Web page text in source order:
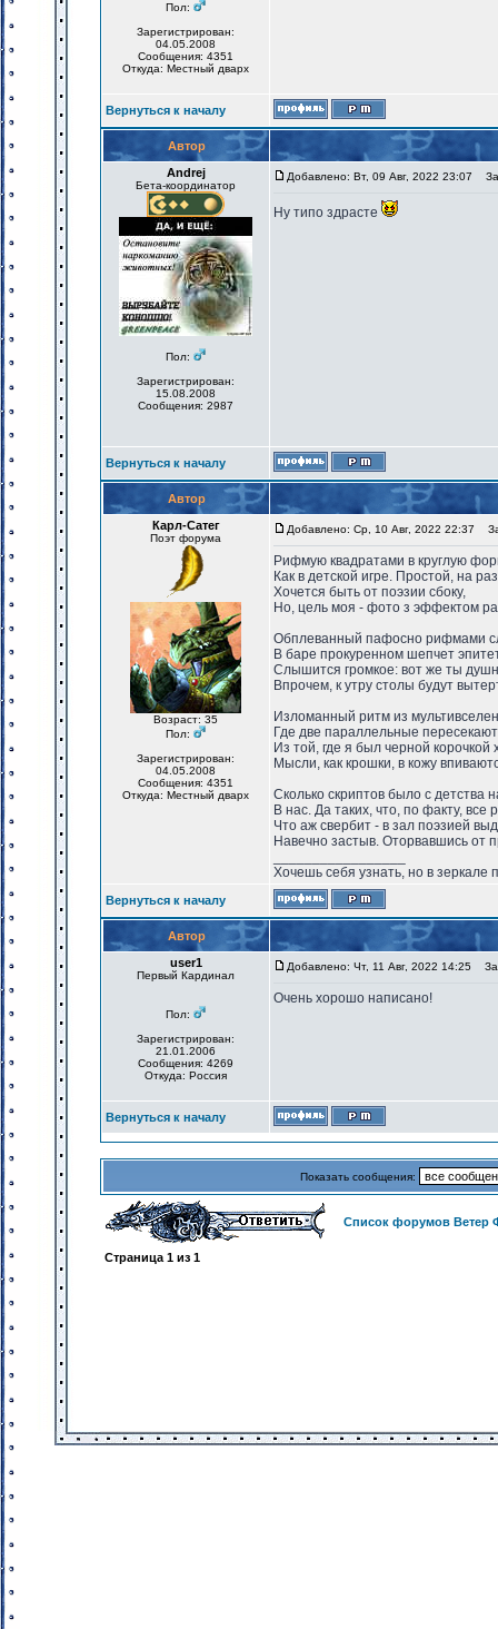
Пол:
Зарегистрирован:
04.05.2008
Сообщения: 4351
Откуда: Местный дварх
Вернуться к началу
Автор
Andrej
Бета-координатор
Пол:
Зарегистрирован:
15.08.2008
Сообщения: 2987
Добавлено: Вт, 09 Авг, 2022 23:07
Ну типо здрасте
Вернуться к началу
Автор
Карл-Сатег
Поэт форума
Возраст: 35
Пол:
Зарегистрирован:
04.05.2008
Сообщения: 4351
Откуда: Местный дварх
Добавлено: Ср, 10 Авг, 2022 22:37
Рифмую квадратами в круглую
Как в детской игре. Простой, на
Хочется быть от поэзии сбоку,
Но, цель моя - фото з эффектом
Обплеванный пафосно рифмами
В баре прокуренном шепчет
Слышится громкое: вот же ты
Впрочем, к утру столы будут
Изломанный ритм из
Где две параллельные
Из той, где я был черной корочкой
Мысли, как крошки, в кожу
Сколько скриптов было с детства
В нас. Да таких, что, по факту, все
Что аж свербит - в зал поэзией
Навечно застыв. Оторвавшись от
Хочешь себя узнать, но в зеркале
Вернуться к началу
Автор
user1
Первый Кардинал
Пол:
Зарегистрирован:
21.01.2006
Сообщения: 4269
Откуда: Россия
Добавлено: Чт, 11 Авг, 2022 14:25
Очень хорошо написано!
Вернуться к началу
Показать сообщения:
Список форумов Ветер
Страница 1 из 1